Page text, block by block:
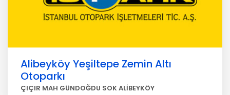
Alibeyköy Yeşiltepe Zemin Altı
Otoparkı
ÇIÇIR MAH GÜNDOĞDU SOK ALİBEYKÖY